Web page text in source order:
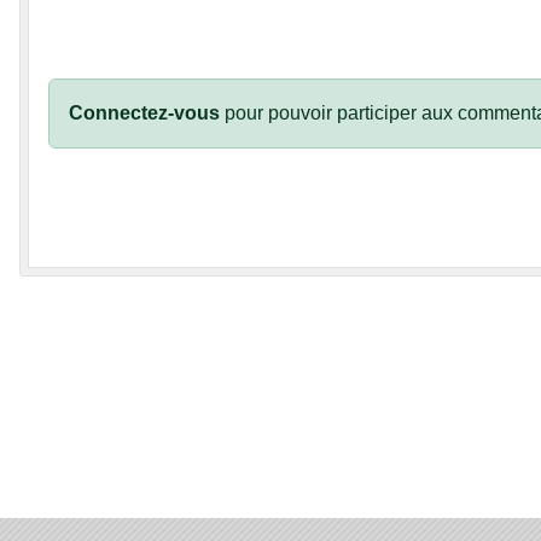
Connectez-vous pour pouvoir participer aux